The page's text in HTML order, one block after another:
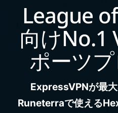
League
向けNo.1
ポーツ
ExpressVPNが最
Runeterraで使える